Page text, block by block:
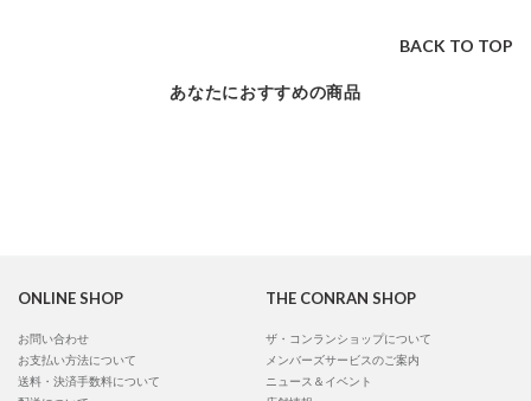
BACK TO TOP
あなたにおすすめの商品
ONLINE SHOP
お問い合わせ
お支払い方法について
送料・決済手数料について
THE CONRAN SHOP
ザ・コンランショップについて
メンバーズサービスのご案内
ニュース＆イベント